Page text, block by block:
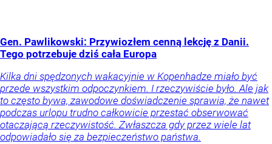
Gen. Pawlikowski: Przywiozłem cenną lekcję z Danii.
Tego potrzebuje dziś cała Europa
Kilka dni spędzonych wakacyjnie w Kopenhadze miało być
przede wszystkim odpoczynkiem. I rzeczywiście było. Ale jak
to często bywa, zawodowe doświadczenie sprawia, że nawet
podczas urlopu trudno całkowicie przestać obserwować
otaczającą rzeczywistość. Zwłaszcza gdy przez wiele lat
odpowiadało się za bezpieczeństwo państwa.